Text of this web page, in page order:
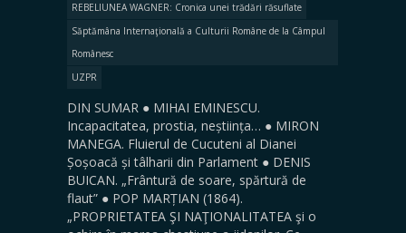
REBELIUNEA WAGNER: Cronica unei trădări răsuflate
Săptămâna Internaţională a Culturii Române de la Câmpul
Românesc
UZPR
DIN SUMAR ● MIHAI EMINESCU.
Incapacitatea, prostia, neștiința… ● MIRON
MANEGA. Fluierul de Cucuteni al Dianei
Șoșoacă și tâlharii din Parlament ● DENIS
BUICAN. „Frântură de soare, spărtură de
flaut” ● POP MARȚIAN (1864).
„PROPRIETATEA ŞI NAŢIONALITATEA şi o